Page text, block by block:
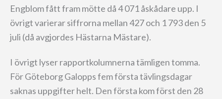
Engblom fått fram mötte då 4 071 åskådare upp. I
övrigt varierar siffrorna mellan 427 och 1 793 den 5
juli (då avgjordes Hästarna Mästare).
I övrigt lyser rapportkolumnerna tämligen tomma.
För Göteborg Galopps fem första tävlingsdagar
saknas uppgifter helt. Den första kom först den 28